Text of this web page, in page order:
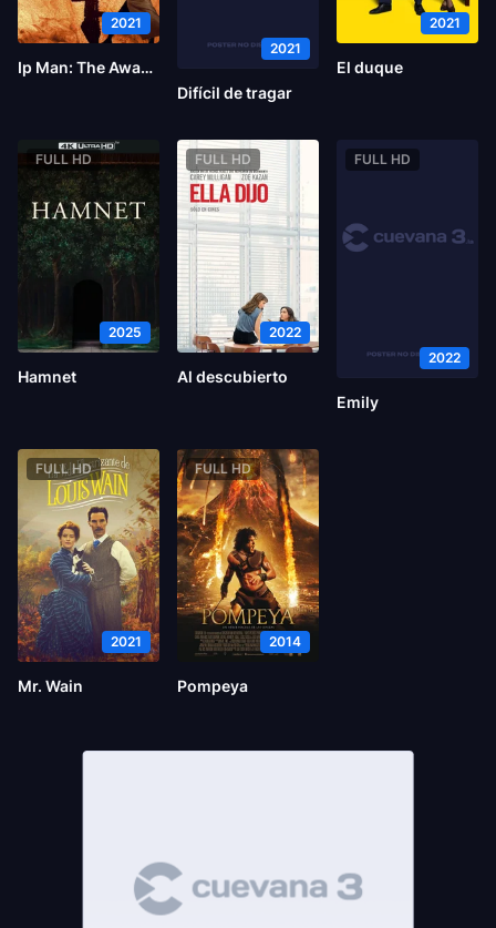
2021
Ip Man: The Awakening
2021
Difícil de tragar
2021
El duque
FULL HD
2025
Hamnet
FULL HD
2022
Al descubierto
FULL HD
2022
Emily
FULL HD
2021
Mr. Wain
FULL HD
2014
Pompeya